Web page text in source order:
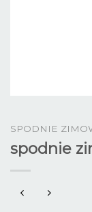
SPODNIE
spodnie